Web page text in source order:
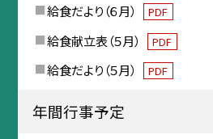
給食だより（６月） PDF
給食献立表（５月） PDF
給食だより（５月） PDF
年間行事予定